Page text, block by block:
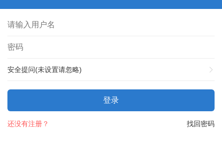
安全提问(未设置请忽略)
登录
找回密码
还没有注册？